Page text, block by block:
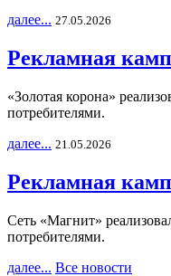
далее... 27.05.2026
Рекламная
«Золотая корона»
потребителями.
далее... 21.05.2026
Рекламная
Сеть «Магнит»
потребителями.
далее... Все новости